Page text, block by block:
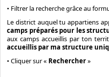
• Filtrer la recherche grâce au
Le district auquel tu appartiens
camps préparés pour les
aux camps accueillis par ton
accueillis par ma structure
• Cliquer sur « Rechercher»